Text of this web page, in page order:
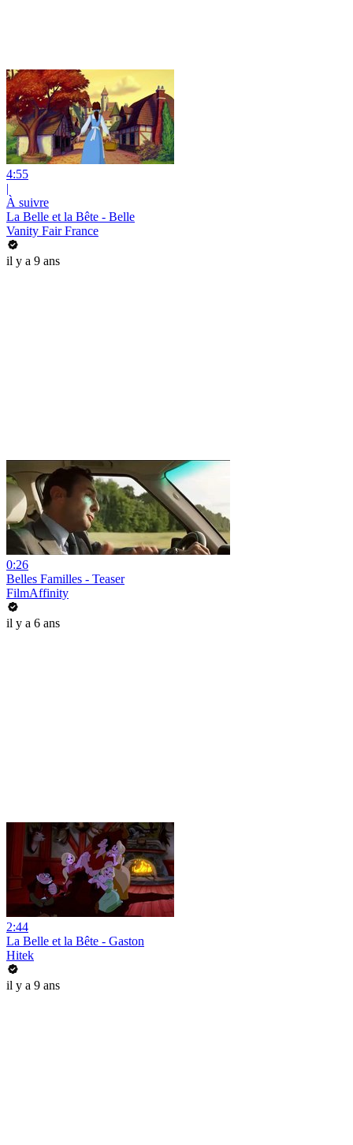
4:55
|
À suivre
La Belle et la Bête - Belle
Vanity Fair France
il y a 9 ans
0:26
Belles Familles - Teaser
FilmAffinity
il y a 6 ans
2:44
La Belle et la Bête - Gaston
Hitek
il y a 9 ans